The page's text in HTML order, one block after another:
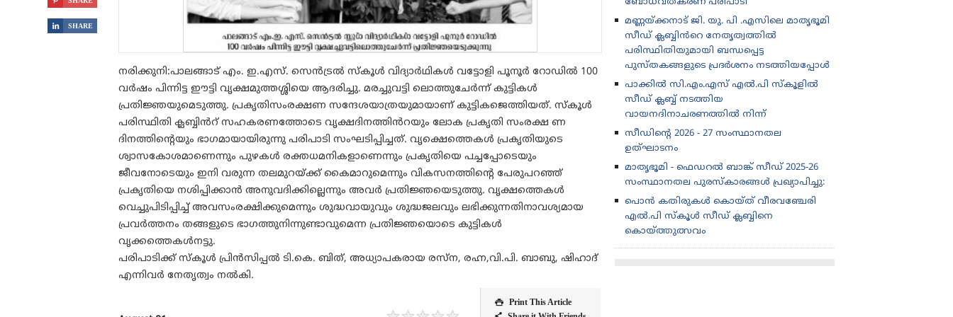
 SHARE
നരിക്കുനി:പാലങ്ങാട് എം. ഇ.എസ്. സെൻട്രൽ സ്കൂൾ വിദ്യാർഥികൾ വട്ടോളി പൂനൂർ റോഡിൽ 100
വർഷം പിന്നിട്ട ഈട്ടി വൃക്ഷമുത്തശ്ശിയെ ആദരിച്ചു. മരച്ചുവട്ടി ലൊത്തുചേർന്ന് കുട്ടികൾ
പ്രതിജ്ഞയുമെടുത്തു. പ്രകൃതിസംരക്ഷണ സന്ദേശയാത്രയുമായാണ് കുട്ടികജെത്തിയത്. സ്കൂൾ
പരിസ്ഥിതി ക്ലബ്ബിൻറ് സഹകരണത്തോടെ വൃക്ഷദിനത്തിൻറയും ലോക പ്രകൃതി സംരക്ഷ ണ
ദിനത്തിന്റെയും ഭാഗമായായിരുന്നു പരിപാടി സംഘടിപ്പിച്ചത്. വൃക്ഷെത്തെകൾ പ്രകൃതിയുടെ
ശ്വാസകോശമാണെന്നും പുഴകൾ രക്തധമനികളാണെന്നും പ്രകൃതിയെ പച്ചപ്പോടെയും
ജീവനോടെയും ഇനി വരുന്ന തലമുറയ്ക്ക് കൈമാറുമെന്നും വികസനത്തിന്റെ പേരുപറഞ്ഞ്
പ്രകൃതിയെ നശിപ്പിക്കാൻ അനുവദിക്കില്ലെന്നും അവർ പ്രതിജ്ഞയെടുത്തു. വൃക്ഷത്തെകൾ
വെച്ചുപിടിപ്പിച്ച് അവസംരക്ഷിക്കുമെന്നും ശുദ്ധവായുവും ശുദ്ധജലവും ലഭിക്കുന്നതിനാവശ്യമായ
പ്രവർത്തനം തങ്ങളുടെ ഭാഗത്തുനിന്നുണ്ടാവുമെന്ന പ്രതിജ്ഞയൊടെ കുട്ടികൾ
വൃക്കത്തെകൾനട്ടു.
പരിപാടിക്ക് സ്കൂൾ പ്രിൻസിപ്പൽ ടി.കെ. ബിത്, അധ്യാപകരായ രസ്ന, രഹ്ന,വി.പി. ബാബു, ഷിഹാദ്
എന്നിവർ നേതൃത്വം നൽകി.
 Print This Article
മണ്ണയ്ക്കനാട് ജി. യു. പി .എസിലെ മാതൃഭൂമി
സീഡ് ക്ലബ്ബിൻറെ നേതൃത്വത്തിൽ
പരിസ്ഥിതിയുമായി ബന്ധപ്പെട്ട
പുസ്തകങ്ങളുടെ പ്രദർശനം നടത്തിയപ്പോൾ
പാക്കിൽ സി.എം.എസ് എൽ.പി സ്കൂളിൽ
സീഡ് ക്ലബ്ബ് നടത്തിയ
വായനദിനാചരണത്തിൽ നിന്ന്
സീഡിന്റെ 2026 - 27 സംസ്ഥാനതല
ഉത്‌ഘാടനം
മാതൃഭൂമി - ഫെഡറൽ ബാങ്ക് സീഡ് 2025-26
സംസ്ഥാനതല പുരസ്കാരങ്ങൾ പ്രഖ്യാപിച്ചു:
പൊൻ കതിരുകൾ കൊയ്ത് വീരവഞ്ചേരി
എൽ.പി സ്കൂൾ സീഡ് ക്ലബ്ബിനെ
കൊയ്ത്തുത്സവം